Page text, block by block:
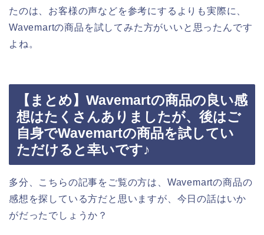
たのは、お客様の声などを参考にするよりも実際に、
Wavemartの商品を試してみた方がいいと思ったんです
よね。
【まとめ】Wavemartの商品の良い感
想はたくさんありましたが、後はご
自身でWavemartの商品を試してい
ただけると幸いです♪
多分、こちらの記事をご覧の方は、Wavemartの商品の
感想を探している方だと思いますが、今日の話はいか
がだったでしょうか？